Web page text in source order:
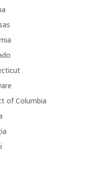
of Columbia